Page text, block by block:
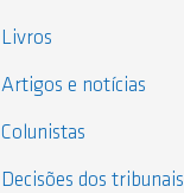
Livros
Artigos e notícias
Colunistas
Decisões dos tribunais